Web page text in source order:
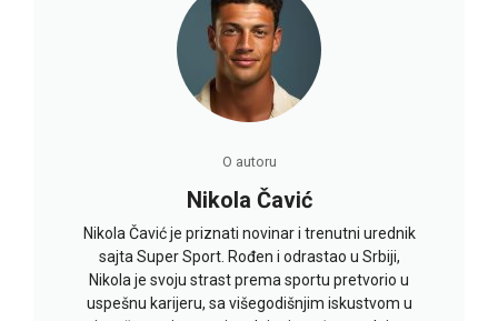
O autoru
Nikola Čavić
Nikola Čavić je priznati novinar i trenutni urednik
sajta Super Sport. Rođen i odrastao u Srbiji,
Nikola je svoju strast prema sportu pretvorio u
uspešnu karijeru, sa višegodišnjim iskustvom u